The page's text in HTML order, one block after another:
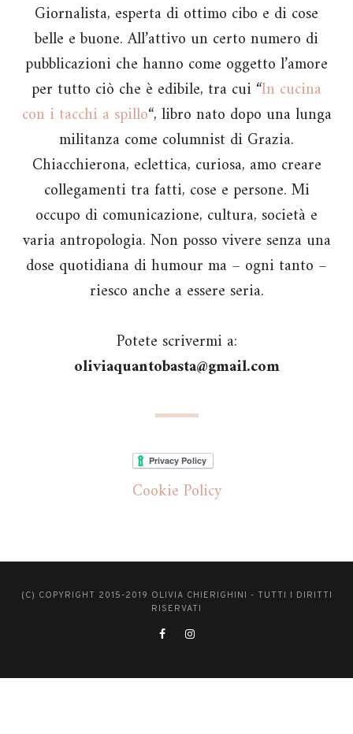
Giornalista, esperta di ottimo cibo e di cose
belle e buone. All’attivo un certo numero di
pubblicazioni che hanno come oggetto l’amore
per tutto ciò che è edibile, tra cui “In cucina
con i tacchi a spillo“, libro nato dopo una lunga
militanza come columnist di Grazia.
Chiacchierona, eclettica, curiosa, amo creare
collegamenti tra fatti, cose e persone. Mi
occupo di comunicazione, cultura, società e
varia antropologia. Non posso vivere senza una
dose quotidiana di humour ma – ogni tanto –
riesco anche a essere seria.
Potete scrivermi a:
oliviaquantobasta@gmail.com
Cookie Policy
(C) COPYRIGHT 2015-2019 OLIVIA CHIERIGHINI - TUTTI I DIRITTI
RISERVATI